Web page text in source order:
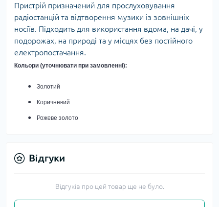
Пристрій призначений для прослуховування
радіостанцій та відтворення музики із зовнішніх
носіїв. Підходить для використання вдома, на дачі, у
подорожах, на природі та у місцях без постійного
електропостачання.
Кольори (уточнювати при замовленні):
Золотий
Коричневий
Рожеве золото
Відгуки
Відгуків про цей товар ще не було.